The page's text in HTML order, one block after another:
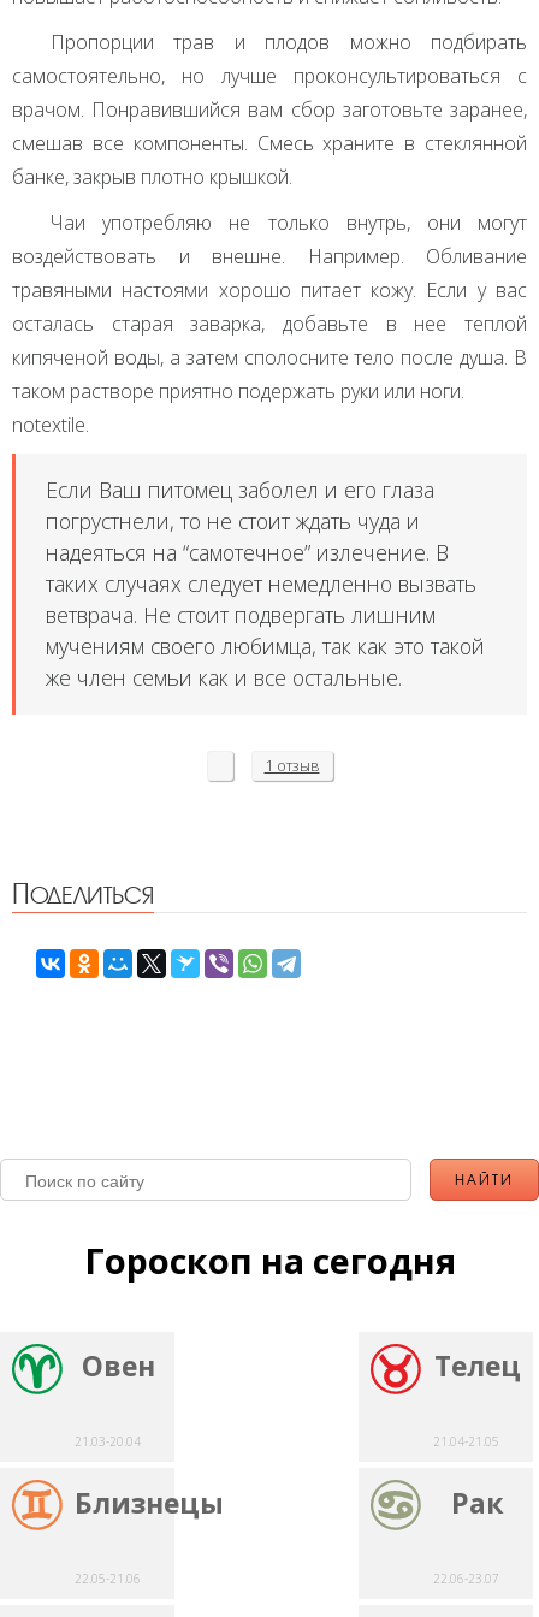
Пропорции трав и плодов можно подбирать
самостоятельно, но лучше проконсультироваться с
врачом. Понравившийся вам сбор заготовьте заранее,
смешав все компоненты. Смесь храните в стеклянной
банке, закрыв плотно крышкой.
Чаи употребляю не только внутрь, они могут
воздействовать и внешне. Например. Обливание
травяными настоями хорошо питает кожу. Если у вас
осталась старая заварка, добавьте в нее теплой
кипяченой воды, а затем сполосните тело после душа. В
таком растворе приятно подержать руки или ноги.
notextile.
Если Ваш питомец заболел и его глаза
погрустнели, то не стоит ждать чуда и
надеяться на “самотечное” излечение. В
таких случаях следует немедленно вызвать
ветврача. Не стоит подвергать лишним
мучениям своего любимца, так как это такой
же член семьи как и все остальные.
1 отзыв
Поделиться
Гороскоп на сегодня
Овен
21.03-20.04
Телец
21.04-21.05
Близнецы
22.05-21.06
Рак
22.06-23.07